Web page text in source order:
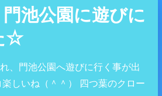
池公園に遊びに
☆
、門池公園へ遊びに行く事が出
しいね（＾＾） 四つ葉のクロー